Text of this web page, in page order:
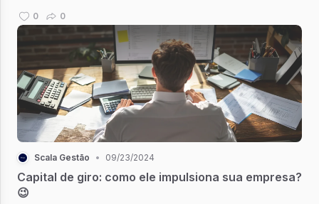
0 0
Scala Gestão • 09/23/2024
Capital de giro: como ele impulsiona sua empresa?
😉